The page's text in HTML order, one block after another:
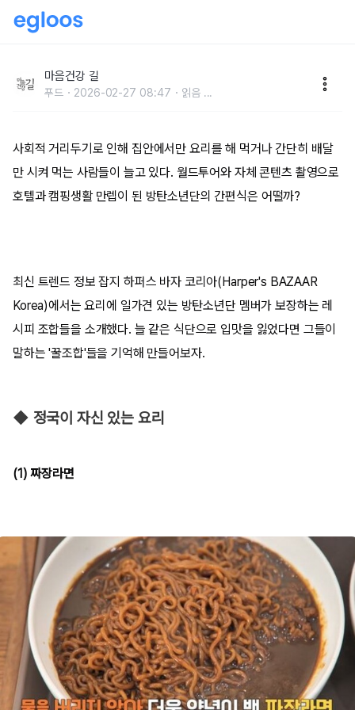
마음건강 길
푸드 2026-02-27 08:47 읽음 ...
사회적 거리두기로 인해 집안에서만 요리를 해 먹거나 간단히 배달
만 시켜 먹는 사람들이 늘고 있다. 월드투어와 자체 콘텐츠 촬영으로
호텔과 캠핑생활 만렙이 된 방탄소년단의 간편식은 어떨까?
최신 트렌드 정보 잡지 하퍼스 바자 코리아(Harper's BAZAAR
Korea)에서는 요리에 일가견 있는 방탄소년단 멤버가 보장하는 레
시피 조합들을 소개했다. 늘 같은 식단으로 입맛을 잃었다면 그들이
말하는 '꿀조합'들을 기억해 만들어보자.
◆ 정국이 자신 있는 요리
(1) 짜장라면